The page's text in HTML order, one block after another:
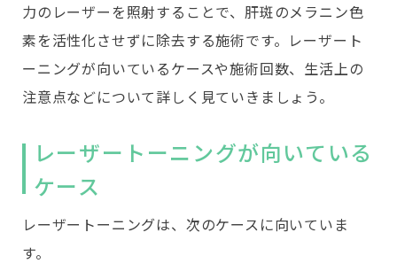
力のレーザーを照射することで、肝斑のメラニン色
素を活性化させずに除去する施術です。レーザート
ーニングが向いているケースや施術回数、生活上の
注意点などについて詳しく見ていきましょう。
レーザートーニングが向いている
ケース
レーザートーニングは、次のケースに向いていま
す。